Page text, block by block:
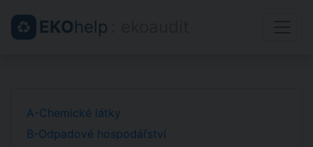
EKOhelp
A-Chemické látky
B-Odpadové hospodářství